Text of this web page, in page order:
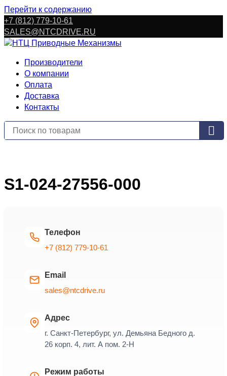
Перейти к содержанию
+7 (812) 779-10-61
SALES@NTCDRIVE.RU
Производители
О компании
Оплата
Доставка
Контакты
S1-024-27556-000
Телефон
+7 (812) 779-10-61
Email
sales@ntcdrive.ru
Адрес
г. Санкт-Петербург, ул. Демьяна Бедного д.
26 корп. 4, лит. А пом. 2-Н
Режим работы